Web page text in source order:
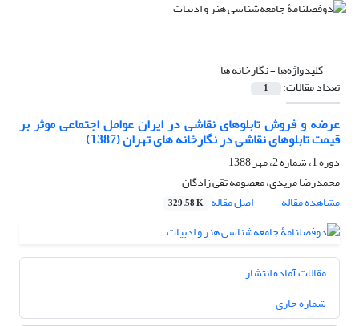
کلیدواژه‌ها =نگارخانه ها
تعداد مقالات: 1
عرضه و فروش تابلوهای نقاشی در ایران عوامل ‌اجتماعی موثر بر
قیمت تابلوهای نقاشی در نگارخانه های تهران (1387)
دوره 1، شماره 2، مهر 1388
محمدرضا مریدی، معصومه تقی زادگان
مشاهده مقاله
اصل مقاله 329.58 K
مقالات آماده انتشار
شماره جاری